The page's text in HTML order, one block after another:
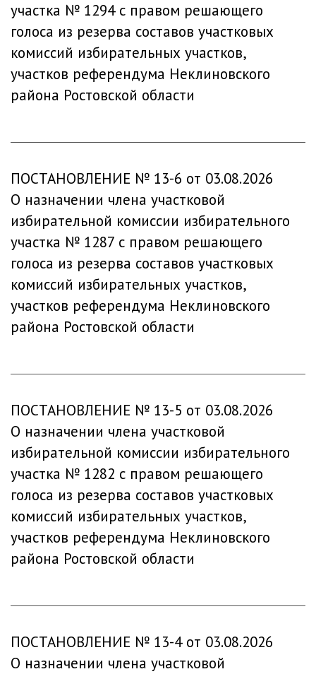
участка № 1294 с правом решающего
голоса из резерва составов участковых
комиссий избирательных участков,
участков референдума Неклиновского
района Ростовской области
ПОСТАНОВЛЕНИЕ № 13-6 от 03.08.2026
О назначении члена участковой
избирательной комиссии избирательного
участка № 1287 с правом решающего
голоса из резерва составов участковых
комиссий избирательных участков,
участков референдума Неклиновского
района Ростовской области
ПОСТАНОВЛЕНИЕ № 13-5 от 03.08.2026
О назначении члена участковой
избирательной комиссии избирательного
участка № 1282 с правом решающего
голоса из резерва составов участковых
комиссий избирательных участков,
участков референдума Неклиновского
района Ростовской области
ПОСТАНОВЛЕНИЕ № 13-4 от 03.08.2026
О назначении члена участковой